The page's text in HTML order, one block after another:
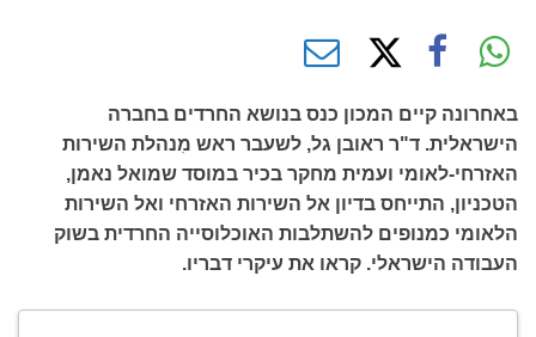
באחרונה קיים המכון כנס בנושא החרדים בחברה
הישראלית. ד"ר ראובן גל, לשעבר ראש מִנהלת השירות
האזרחי-לאומי ועמית מחקר בכיר במוסד שמואל נאמן,
הטכניון, התייחס בדיון אל השירות האזרחי ואל השירות
הלאומי כמנופים להשתלבות האוכלוסייה החרדית בשוק
העבודה הישראלי. קראו את עיקרי דבריו.